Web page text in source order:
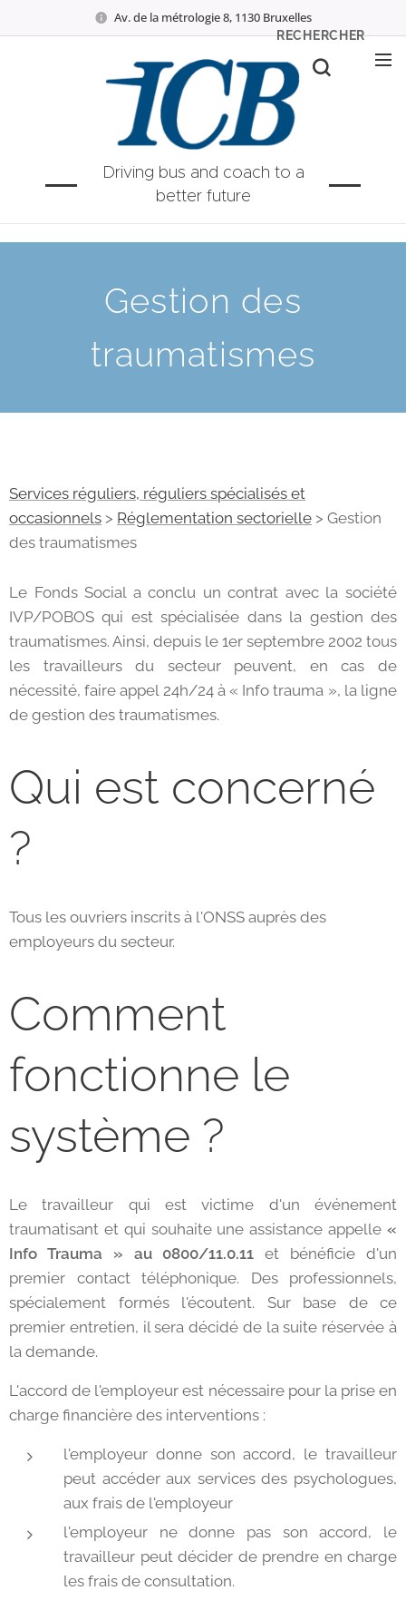
Av. de la métrologie 8, 1130 Bruxelles
Driving bus and coach to a
better future
RECHERCHER
Gestion des
traumatismes
Services réguliers, réguliers spécialisés et
occasionnels > Réglementation sectorielle > Gestion
des traumatismes
Le Fonds Social a conclu un contrat avec la société
IVP/POBOS qui est spécialisée dans la gestion des
traumatismes. Ainsi, depuis le 1er septembre 2002 tous
les travailleurs du secteur peuvent, en cas de
nécessité, faire appel 24h/24 à « Info trauma », la ligne
de gestion des traumatismes.
Qui est concerné
?
Tous les ouvriers inscrits à l'ONSS auprès des
employeurs du secteur.
Comment
fonctionne le
système ?
Le travailleur qui est victime d'un événement
traumatisant et qui souhaite une assistance appelle «
Info Trauma » au 0800/11.0.11 et bénéficie d'un
premier contact téléphonique. Des professionnels,
spécialement formés l'écoutent. Sur base de ce
premier entretien, il sera décidé de la suite réservée à
la demande.
L'accord de l'employeur est nécessaire pour la prise en
charge financière des interventions :
l'employeur donne son accord, le travailleur
peut accéder aux services des psychologues,
aux frais de l'employeur
l'employeur ne donne pas son accord, le
travailleur peut décider de prendre en charge
les frais de consultation.